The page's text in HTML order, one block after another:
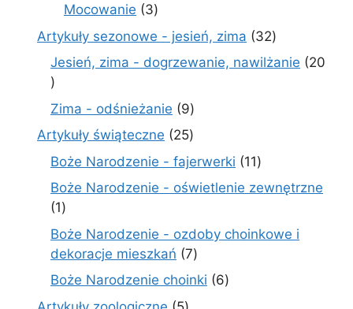
Mocowanie 33
produkty
Artykuły sezonowe - jesień, zima 3232
produkty
Jesień, zima - dogrzewanie, nawilżanie
20
20
produktów
Zima - odśnieżanie 99
produktów
Artykuły świąteczne 2525
produktów
Boże Narodzenie - fajerwerki 1111
produktów
Boże Narodzenie - oświetlenie zewnętrzne
11
produkt
Boże Narodzenie - ozdoby choinkowe i
dekoracje mieszkań 77
produktów
Boże Narodzenie choinki 66
5